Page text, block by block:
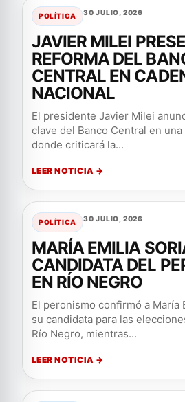
POLÍTICA 30 JULIO, 2026
JAVIER MILEI
REFORMA DEL
CENTRAL EN
NACIONAL
El presidente Javier Milei
clave del Banco Central en
donde criticará la...
LEER NOTICIA →
POLÍTICA 30 JULIO, 2026
MARÍA EMILIA
CANDIDATA DEL
EN RÍO NEGRO
El peronismo confirmó a María
su candidata para las
Río Negro, mientras...
LEER NOTICIA →